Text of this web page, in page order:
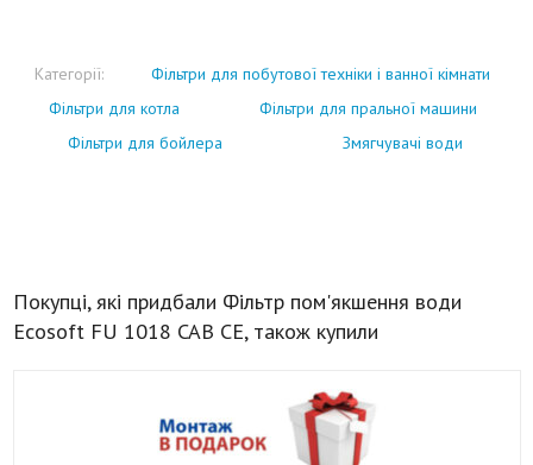
Категорії:
Фільтри для побутової техніки і ванної кімнати
Фільтри для котла
Фільтри для пральної машини
Фільтри для бойлера
Змягчувачі води
Покупці, які придбали Фільтр пом'якшення води
Ecosoft FU 1018 CAB CE, також купили